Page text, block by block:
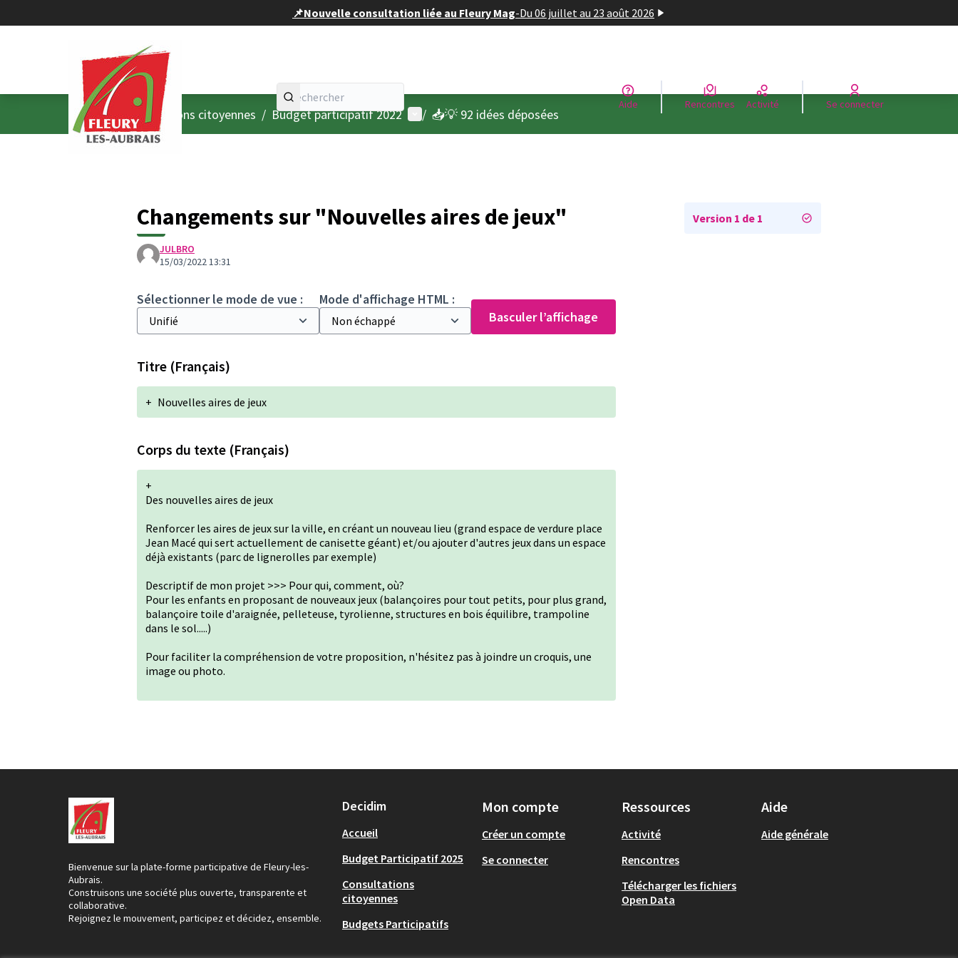
📌Nouvelle consultation liée au Fleury Mag-Du 06 juillet au 23 août 2026
Aide Rencontres Activité Se connecter
AccueilMenu principal
/ Consultations citoyennes / Budget participatif 2022 Menu utilisateur
/ 📥💡 92 idées déposées
Changements sur "Nouvelles aires de jeux"
JULBRO
15/03/2022 13:31
Sélectionner le mode de vue :
Mode d'affichage HTML :
Basculer l’affichage
Titre (Français)
+ Nouvelles aires de jeux
Corps du texte (Français)
+
Des nouvelles aires de jeux
Renforcer les aires de jeux sur la ville, en créant un nouveau lieu (grand espace de verdure place
Jean Macé qui sert actuellement de canisette géant) et/ou ajouter d'autres jeux dans un espace
déjà existants (parc de lignerolles par exemple)
Descriptif de mon projet >>> Pour qui, comment, où?
Pour les enfants en proposant de nouveaux jeux (balançoires pour tout petits, pour plus grand,
balançoire toile d'araignée, pelleteuse, tyrolienne, structures en bois équilibre, trampoline
dans le sol.....)
Pour faciliter la compréhension de votre proposition, n'hésitez pas à joindre un croquis, une
image ou photo.
Version 1 de 1
Bienvenue sur la plate-forme participative de Fleury-les-
Aubrais.
Construisons une société plus ouverte, transparente et
collaborative.
Rejoignez le mouvement, participez et décidez, ensemble.
Decidim
Accueil
Budget Participatif 2025
Consultations
citoyennes
Budgets Participatifs
Mon compte
Créer un compte
Se connecter
Ressources
Activité
Rencontres
Télécharger les fichiers
Open Data
Aide
Aide générale